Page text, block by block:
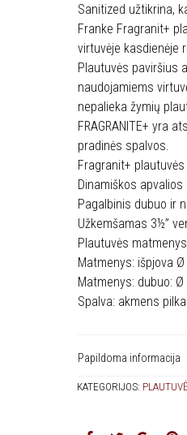
Sanitized užtikrina,
Franke Fragranit+
virtuvėje kasdienėje
Plautuvės paviršius
naudojamiems
nepalieka žymių
FRAGRANITE+ yra
pradinės spalvos.
Fragranit+
Dinamiškos
Pagalbinis dubuo ir
Užkemšamas 3½”
Plautuvės
Matmenys: išpjova Ø
Matmenys: dubuo: Ø
Spalva: akmens pilka
Papildoma informacija
KATEGORIJOS: